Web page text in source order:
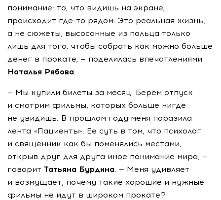
понимание: то, что видишь на экране,
происходит где-то рядом. Это реальная жизнь,
а не сюжеты, высосанные из пальца только
лишь для того, чтобы собрать как можно больше
денег в прокате, — поделилась впечатлениями
Наталья Рябова.
— Мы купили билеты за месяц. Берем отпуск
и смотрим фильмы, которых больше нигде
не увидишь. В прошлом году меня поразила
лента «Пациенты». Ее суть в том, что психолог
и священник как бы поменялись местами,
открыв друг для друга иное понимание мира, —
говорит Татьяна Бурдина. — Меня удивляет
и возмущает, почему такие хорошие и нужные
фильмы не идут в широком прокате?